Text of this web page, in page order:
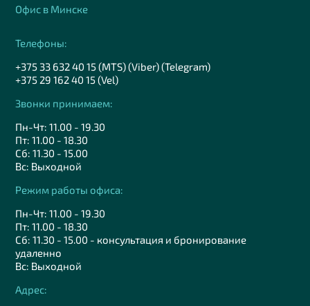
Офис в Минске
Телефоны:
+375 33 632 40 15 (MTS) (Viber) (Telegram)
+375 29 162 40 15 (Vel)
Звонки принимаем:
Пн-Чт: 11.00 - 19.30
Пт: 11.00 - 18.30
Сб: 11.30 - 15.00
Вс: Выходной
Режим работы офиса:
Пн-Чт: 11.00 - 19.30
Пт: 11.00 - 18.30
Сб: 11.30 - 15.00 - консультация и бронирование
удаленно
Вс: Выходной
Адрес: